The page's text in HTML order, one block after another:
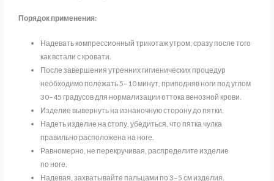
Порядок применения:
Надевать компрессионный трикотаж утром, сразу после того
как встали с кровати.
После завершения утренних гигиенических процедур
необходимо полежать 5–10 минут, приподняв ноги под углом
30–45 градусов для нормализации оттока венозной крови.
Изделие вывернуть на изнаночную сторону до пятки.
Надеть изделие на стопу, убедиться, что пятка чулка
правильно расположена на ноге.
Равномерно, не перекручивая, распределите изделие
по ноге.
Надевая, захватывайте пальцами по 3–5 см изделия.